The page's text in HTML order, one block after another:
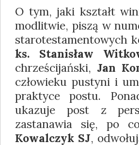
O tym, jaki kształt
modlitwie, piszą w
starotestamentowych
ks. Stanisław
chrześcijański, Jan
człowieku pustyni i
praktyce postu.
ukazuje post z
zastanawia się, po
Kowalczyk SJ,